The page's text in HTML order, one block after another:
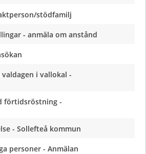
stödfamilj
- anmäla om anstånd
i vallokal -
förtidsröstning -
- Sollefteå kommun
personer - Anmälan